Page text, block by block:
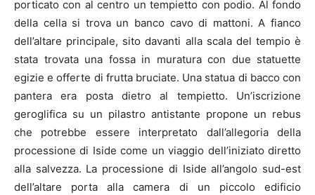
porticato con al centro un tempietto con podio. Al fondo
della cella si trova un banco cavo di mattoni. A fianco
dell’altare principale, sito davanti alla scala del tempio è
stata trovata una fossa in muratura con due statuette
egizie e offerte di frutta bruciate. Una statua di bacco con
pantera era posta dietro al tempietto. Un’iscrizione
geroglifica su un pilastro antistante propone un rebus
che potrebbe essere interpretato dall’allegoria della
processione di Iside come un viaggio dell’iniziato diretto
alla salvezza. La processione di Iside all’angolo sud-est
dell’altare porta alla camera di un piccolo edificio